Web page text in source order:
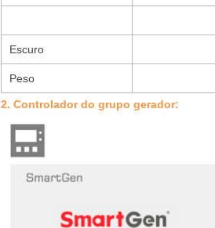
Escuro
Peso
2. Controlador do grupo gerador: